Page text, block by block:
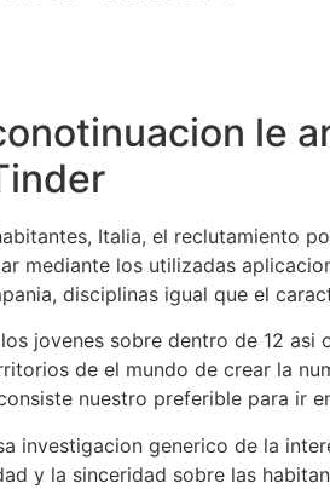
le
Italia, el reclutamiento
mediante los utilizadas
disciplinas igual que el
jovenes sobre dentro de 12
de el mundo de crear la
nuestro preferible para ir
investigacion generico de la
y la sinceridad sobre las